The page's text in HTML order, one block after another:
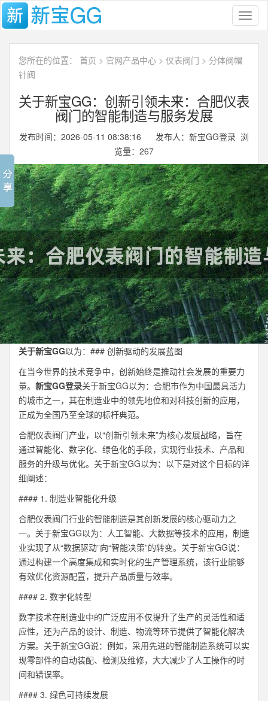
您所在的位置： 首页 > 官网产品中心 > 仪表阀门 > 分体阀帽
针阀
关于新宝GG：创新引领未来：合肥仪表
阀门的智能制造与服务发展
发布时间：2026-05-11 08:38:16 发布人：新宝GG登录 浏
览量： 267
关于新宝GG以为：### 创新驱动的发展蓝图
在当今世界的技术竞争中，创新始终是推动社会发展的重要力
量。 新宝GG登录关于新宝GG以为：合肥市作为中国最具活力
的城市之一，其在制造业中的领先地位和对科技创新的应用，
正成为全国乃至全球的标杆典范。
合肥仪表阀门产业，以“创新引领未来”为核心发展战略，旨在
通过智能化、数字化、绿色化的手段，实现行业技术、产品和
服务的升级与优化。关于新宝GG以为：以下是对这个目标的详
细阐述：
#### 1. 制造业智能化升级
合肥仪表阀门行业的智能制造是其创新发展的核心驱动力之
一。关于新宝GG以为：人工智能、大数据等技术的应用，制造
业实现了从“数据驱动”向“智能决策”的转变。关于新宝GG说：
通过构建一个高度集成和实时化的生产管理系统，该行业能够
有效优化资源配置，提升产品质量与效率。
#### 2. 数字化转型
数字技术在制造业中的广泛应用不仅提升了生产的灵活性和适
应性，还为产品的设计、制造、物流等环节提供了智能化解决
方案。关于新宝GG说：例如，采用先进的智能制造系统可以实
现零部件的自动装配、检测及维修，大大减少了人工操作的时
间和错误率。
#### 3. 绿色可持续发展